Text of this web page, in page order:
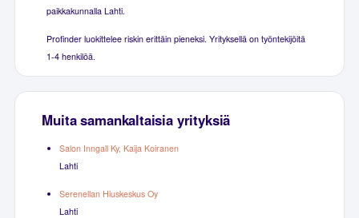
paikkakunnalla Lahti.
Profinder luokittelee riskin erittäin pieneksi. Yrityksellä on työntekijöitä
1-4 henkilöä.
Muita samankaltaisia yrityksiä
Salon Inngall Ky, Kaija Koiranen
Lahti
Serenellan Hiuskeskus Oy
Lahti